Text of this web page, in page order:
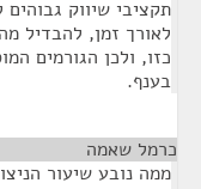
תקציבי שיווק
לאורך זמן, להבדיל
כזו, ולכן הגורמים
בענף.
כרמל שאמה
ממה נובע שיעור